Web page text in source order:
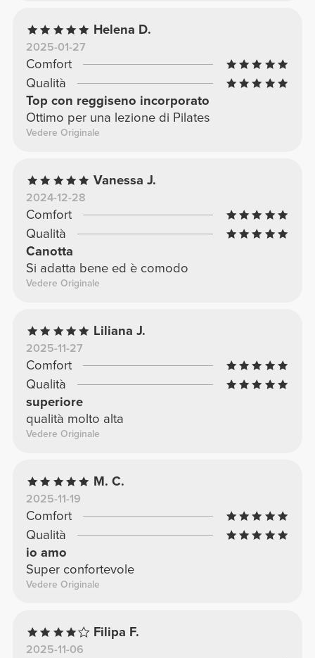
Helena D.
2025-01-27
Comfort
Qualità
Top con reggiseno incorporato
Ottimo per una lezione di Pilates
Vedere Originale
Vanessa J.
2024-12-28
Comfort
Qualità
Canotta
Si adatta bene ed è comodo
Vedere Originale
Liliana J.
2025-11-27
Comfort
Qualità
superiore
qualità molto alta
Vedere Originale
M. C.
2025-11-19
Comfort
Qualità
io amo
Super confortevole
Vedere Originale
Filipa F.
2025-11-06